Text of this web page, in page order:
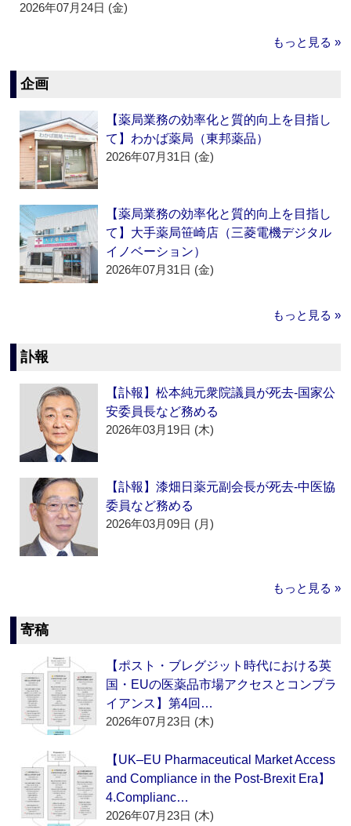
2026年07月24日 (金)
もっと見る »
企画
【薬局業務の効率化と質的向上を目指し
て】わかば薬局（東邦薬品）
2026年07月31日 (金)
【薬局業務の効率化と質的向上を目指し
て】大手薬局笹崎店（三菱電機デジタル
イノベーション）
2026年07月31日 (金)
もっと見る »
訃報
【訃報】松本純元衆院議員が死去‐国家公
安委員長など務める
2026年03月19日 (木)
【訃報】漆畑日薬元副会長が死去‐中医協
委員など務める
2026年03月09日 (月)
もっと見る »
寄稿
【ポスト・ブレグジット時代における英
国・EUの医薬品市場アクセスとコンプラ
イアンス】第4回…
2026年07月23日 (木)
【UK–EU Pharmaceutical Market Access
and Compliance in the Post-Brexit Era】
4.Complianc…
2026年07月23日 (木)